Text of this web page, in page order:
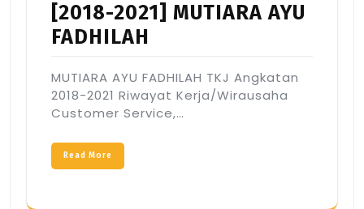
[2018-2021] MUTIARA AYU
FADHILAH
MUTIARA AYU FADHILAH TKJ Angkatan
2018-2021 Riwayat Kerja/Wirausaha
Customer Service,…
Read More